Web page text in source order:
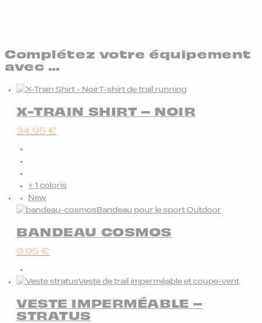
Complétez votre équipement
avec …
T-shirt de trail running
X-TRAIN SHIRT – NOIR
34.95 €
+ 1 coloris
New
Bandeau pour le sport Outdoor
BANDEAU COSMOS
9.95 €
Veste de trail imperméable et coupe-vent
VESTE IMPERMÉABLE –
STRATUS